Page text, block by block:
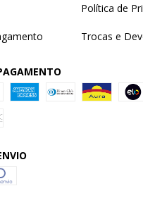
Política de
Trocas e